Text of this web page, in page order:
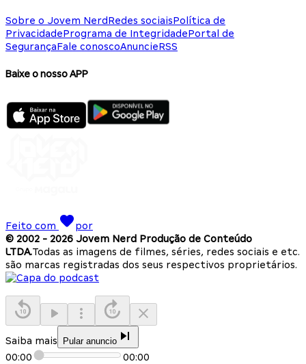
Sobre o Jovem NerdRedes sociaisPolítica de
PrivacidadePrograma de IntegridadePortal de
SegurançaFale conoscoAnuncieRSS
Baixe o nosso APP
Feito com
por
© 2002 - 2026 Jovem Nerd Produção de Conteúdo
LTDA.Todas as imagens de filmes, séries, redes sociais e etc.
são marcas registradas dos seus respectivos proprietários.
Saiba mais Pular anuncio
00:00 00:00